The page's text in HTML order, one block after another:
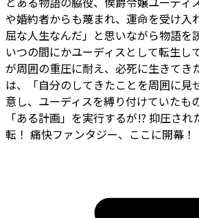
や婚約者からも蔑まれ、運命を受け入
屈な人生なんだ」と思いながら物語を
いつの間にかユーディスとして転生し
が周囲の重圧に耐え、必死に生きてき
は、「自分のしてきたことを周囲に見
意し、ユーディスを縛り付けていたも
「ある計画」を実行するが――!? 抑圧さ
転！ 痛快ファンタジー、ここに開幕！